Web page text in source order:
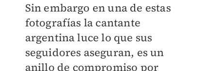
Sin embargo en una de estas
fotografías la cantante
argentina luce lo que sus
seguidores aseguran, es un
anillo de compromiso por